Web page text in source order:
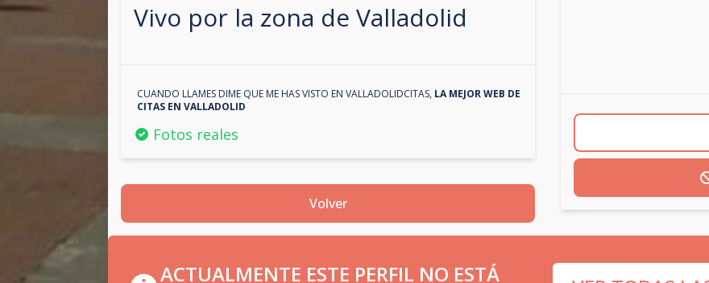
Vivo por la zona deValladolid
CUANDO LLAMES DIME QUE ME HAS VISTO ENVALLADOLIDCITAS, LA MEJOR WEB DE
CITAS ENVALLADOLID
Fotos reales
Volver
ACTUALMENTE ESTE PERFIL NO ESTÁ